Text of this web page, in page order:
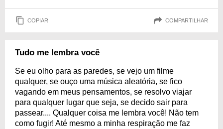
COPIAR COMPARTILHAR
Tudo me lembra você
Se eu olho para as paredes, se vejo um filme
qualquer, se ouço uma música aleatória, se fico
vagando em meus pensamentos, se resolvo viajar
para qualquer lugar que seja, se decido sair para
passear.... Qualquer coisa me lembra você! Não tem
como fugir! Até mesmo a minha respiração me faz